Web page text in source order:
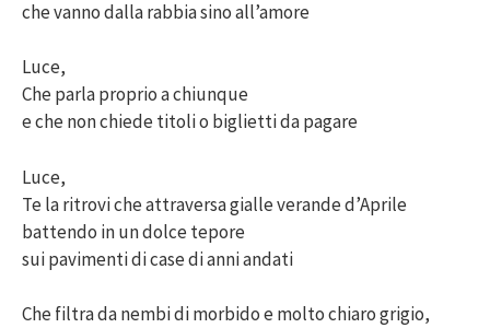
che vanno dalla rabbia sino all’amore
Luce,
Che parla proprio a chiunque
e che non chiede titoli o biglietti da pagare
Luce,
Te la ritrovi che attraversa gialle verande d’Aprile
battendo in un dolce tepore
sui pavimenti di case di anni andati
Che filtra da nembi di morbido e molto chiaro grigio,